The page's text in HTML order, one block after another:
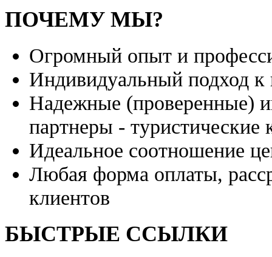
ПОЧЕМУ МЫ?
Огромный опыт и
Индивидуальный подход к
Надежные (проверенные)
партнеры -
Идеальное соотношение
Любая форма оплаты,
клиентов
БЫСТРЫЕ ССЫЛКИ